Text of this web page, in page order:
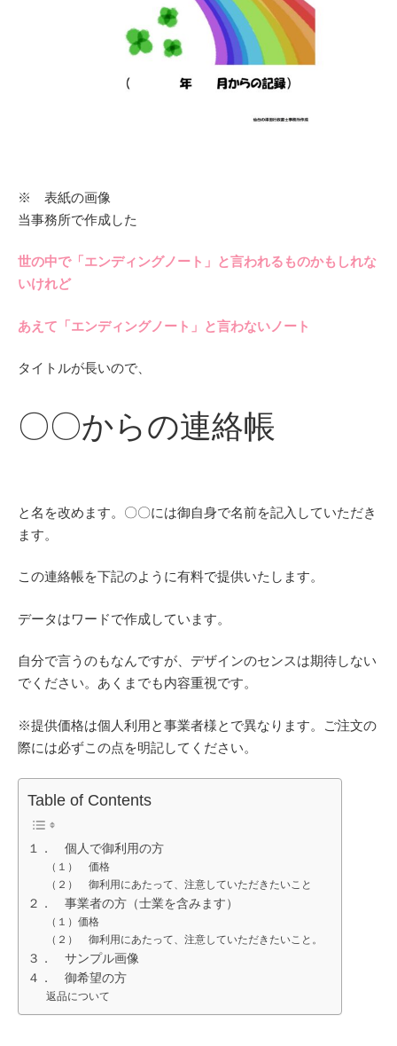
※ 表紙の画像
当事務所で作成した
世の中で「エンディングノート」と言われるものかもしれな
いけれど
あえて「エンディングノート」と言わないノート
タイトルが長いので、
〇〇からの連絡帳
と名を改めます。〇〇には御自身で名前を記入していただき
ます。
この連絡帳を下記のように有料で提供いたします。
データはワードで作成しています。
自分で言うのもなんですが、デザインのセンスは期待しない
でください。あくまでも内容重視です。
※提供価格は個人利用と事業者様とで異なります。ご注文の
際には必ずこの点を明記してください。
Table of Contents
１． 個人で御利用の方
（１） 価格
（２） 御利用にあたって、注意していただきたいこと
２． 事業者の方（士業を含みます）
（１）価格
（２） 御利用にあたって、注意していただきたいこと。
３． サンプル画像
４． 御希望の方
返品について